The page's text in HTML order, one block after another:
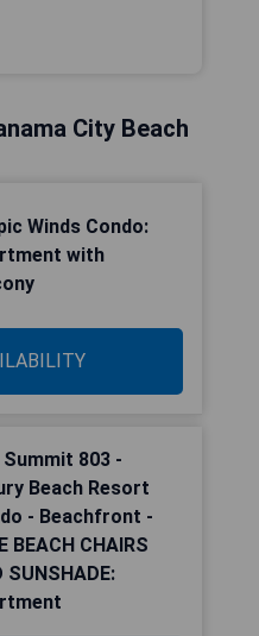
City Beach
Winds Condo:
with
Summit 803 -
Beach Resort
- Beachfront -
BEACH CHAIRS
SUNSHADE: